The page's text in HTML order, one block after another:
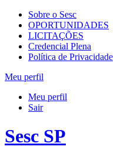
Sobre o Sesc
OPORTUNIDADES
LICITAÇÕES
Credencial Plena
Política de Privacidade
Meu perfil
Meu perfil
Sair
Sesc SP